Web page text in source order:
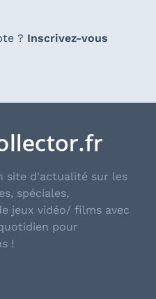
? Inscrivez-vous
site d'actualité sur les
spéciales,
jeux vidéo/ films avec
pour
!